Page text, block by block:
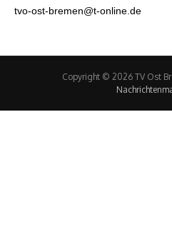
tvo-ost-bremen@t-online.de
Copyright © 2026 TV Ost